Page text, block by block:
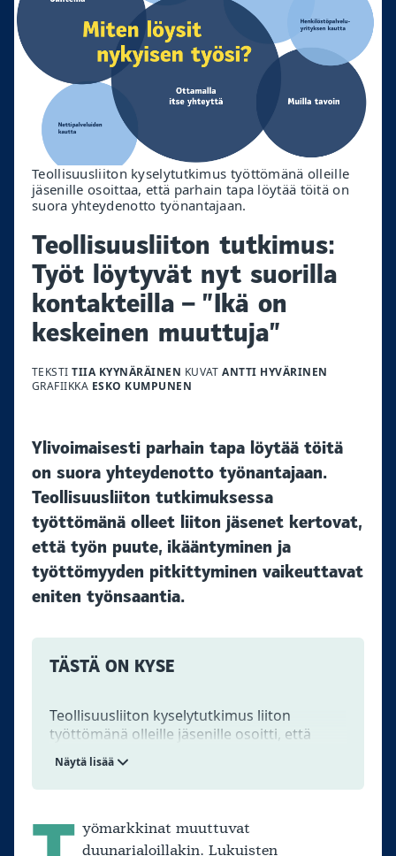
Teollisuusliiton kyselytutkimus työttömänä olleille
jäsenille osoittaa, että parhain tapa löytää töitä on
suora yhteydenotto työnantajaan.
Teollisuusliiton tutkimus:
Työt löytyvät nyt suorilla
kontakteilla – ”Ikä on
keskeinen muuttuja”
TEKSTITIIA KYYNÄRÄINEN KUVATANTTI HYVÄRINEN
GRAFIIKKA ESKO KUMPUNEN
Ylivoimaisesti parhain tapa löytää töitä
on suora yhteydenotto työnantajaan.
Teollisuusliiton tutkimuksessa
työttömänä olleet liiton jäsenet kertovat,
että työn puute, ikääntyminen ja
työttömyyden pitkittyminen vaikeuttavat
eniten työnsaantia.
TÄSTÄ ON KYSE
Teollisuusliiton kyselytutkimus liiton
työttömänä olleille jäsenille osoitti, että
nuoremmat ja ammattitaitoiset löytävät
nopeasti töitä. Sen sijaan yli 55-vuotiaiden
on hankalaa löytää töitä, jolloin työttömyys
Kyselytutkimuksen tuloksista käy ilmi, että
Näytä lisää
yömarkkinat muuttuvat
duunarialoillakin. Lukuisten